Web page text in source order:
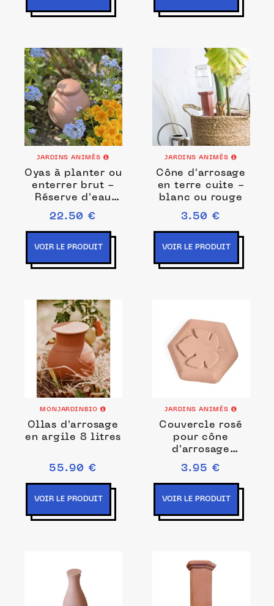
JARDINS ANIMÉS
Oyas à planter ou
enterrer brut -
Réserve d'eau
45cl
22.50 €
VOIR LE PRODUIT
JARDINS ANIMÉS
Cône d'arrosage
en terre cuite -
blanc ou rouge
3.50 €
VOIR LE PRODUIT
MONJARDINBIO
Ollas d'arrosage
en argile 8 litres
55.90 €
VOIR LE PRODUIT
JARDINS ANIMÉS
Couvercle rosé
pour cône
d'arrosage
500ml
3.95 €
VOIR LE PRODUIT